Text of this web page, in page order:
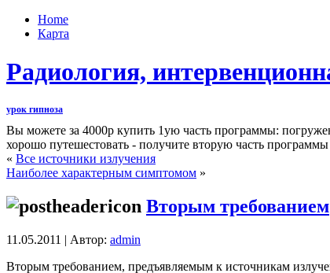
Home
Карта
Радиология,
урок гипноза
Вы можете за 4000р купить 1ую часть программы:
хорошо путешестовать - получите вторую часть программы
« Все источники излучения
Наиболее характерным симптомом »
Вторым требованием
11.05.2011 | Автор: admin
Вторым требованием, предъявляемым к источникам